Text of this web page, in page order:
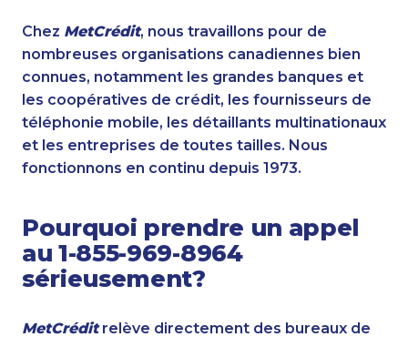
Chez MetCrédit, nous travaillons pour de
nombreuses organisations canadiennes bien
connues, notamment les grandes banques et
les coopératives de crédit, les fournisseurs de
téléphonie mobile, les détaillants multinationaux
et les entreprises de toutes tailles. Nous
fonctionnons en continu depuis 1973.
Pourquoi prendre un appel
au 1-855-969-8964
sérieusement?
MetCréditrelève directement des bureaux de